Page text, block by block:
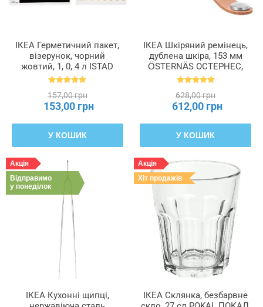
ІКЕА Герметичний пакет,
візерунок, чорний
жовтий, 1, 0, 4 л ISTAD
ІСТАД, 505.256.42
157,00 грн
153,00 грн
У КОШИК
ІКЕА Шкіряний ремінець,
дублена шкіра, 153 мм
ÖSTERNÄS ОСТЕРНЕС,
403.488.95
628,00 грн
612,00 грн
У КОШИК
Акція
Відправимо
у понеділок
ІКЕА Кухонні щипці,
Акція
Хіт продажів
ІКЕА Склянка, безбарвне